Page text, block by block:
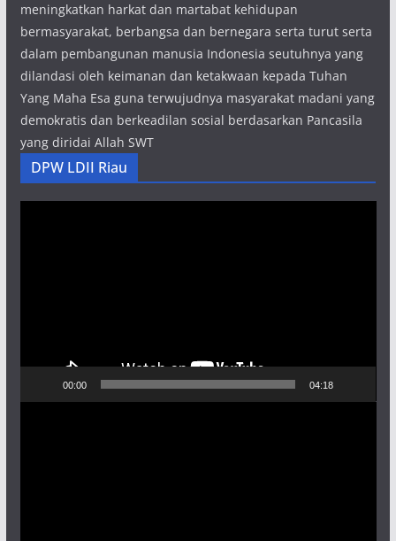
meningkatkan harkat dan martabat kehidupan
bermasyarakat, berbangsa dan bernegara serta turut serta
dalam pembangunan manusia Indonesia seutuhnya yang
dilandasi oleh keimanan dan ketakwaan kepada Tuhan
Yang Maha Esa guna terwujudnya masyarakat madani yang
demokratis dan berkeadilan sosial berdasarkan Pancasila
yang diridai Allah SWT
DPW LDII Riau
00:00 04:18